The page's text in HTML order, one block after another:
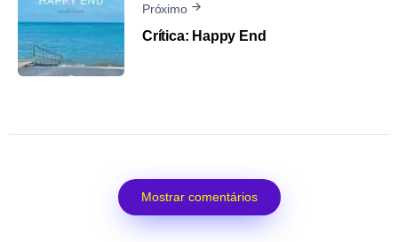
Próximo
Crítica: Happy End
Mostrar comentários